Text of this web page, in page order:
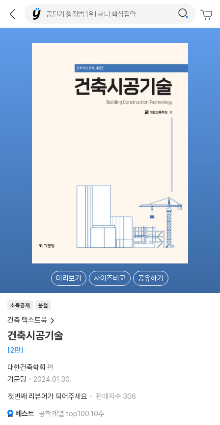
미리보기 사이즈비교 공유하기
소득공제 분철
건축 텍스트북
건축시공기술
2판
대한건축학회 편
기문당
2024.01.30.
첫번째 리뷰어가 되어주세요
판매지수 306
베스트 공학계열 top100 10주